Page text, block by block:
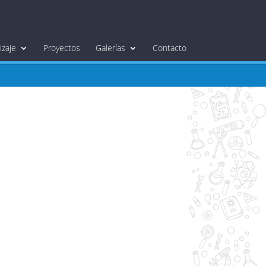
Proyectos Galerías Contacto